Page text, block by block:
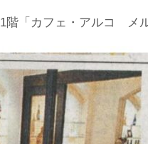
「カフェ・アルコ メ